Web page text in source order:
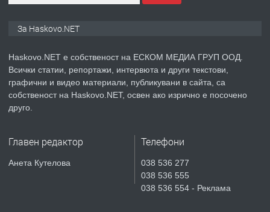
преди 6 дни
ПРЕДЛАГА
Продавам парцел в гр. Хасково кв.
СГЛОБЯВАНЕ НА МЕБЕЛИ.
За Haskovo.NET
Haskovo.NET е собственост на ЕСКОМ МЕДИА ГРУП ООД.
Всички статии, репортажи, интервюта и други текстови,
графични и видео материали, публикувани в сайта, са
собственост на Haskovo.NET, освен ако изрично е посочено
друго.
Главен редактор
Анета Кутелова
Телефони
038 536 277
038 536 555
038 536 554 - Реклама